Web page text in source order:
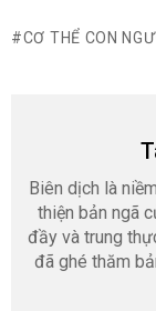
CƠ THỂ CON
Biên dịch là
thiện bản ngã
đầy và trung
đã ghé thăm